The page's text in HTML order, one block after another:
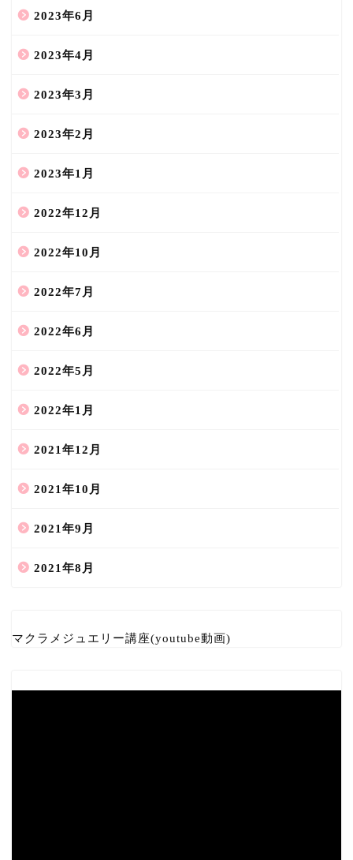
2023年6月
2023年4月
2023年3月
2023年2月
2023年1月
2022年12月
2022年10月
2022年7月
2022年6月
2022年5月
2022年1月
2021年12月
2021年10月
2021年9月
2021年8月
マクラメジュエリー講座(youtube動画)